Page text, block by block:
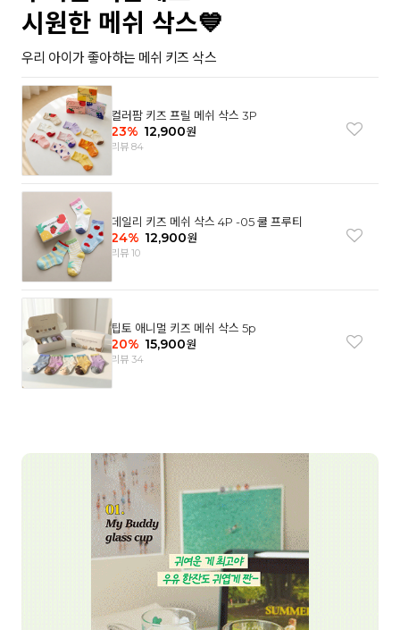
시원한 메쉬 삭스💙
우리 아이가 좋아하는 메쉬 키즈 삭스
컬러팜 키즈 프릴 메쉬 삭스 3P
23% 12,900원
리뷰 84
데일리 키즈 메쉬 삭스 4P -05 쿨 프루티
24% 12,900원
리뷰 10
팁토 애니멀 키즈 메쉬 삭스 5p
20% 15,900원
리뷰 34